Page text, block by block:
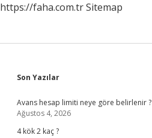
https://faha.com.trSitemap
Sidebar
Son Yazılar
Avans hesap limiti neye göre belirlenir ?
Ağustos 4, 2026
4 kök 2 kaç ?